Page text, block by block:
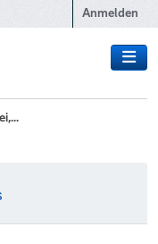
Anmelden